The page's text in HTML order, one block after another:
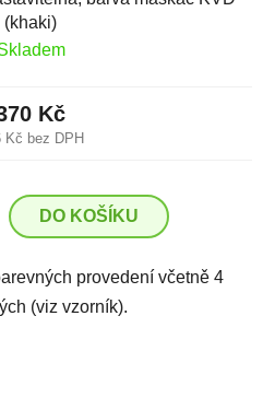
(khaki)
Kč bez DPH
Kč
DO KOŠÍKU
provedení včetně 4
(viz vzorník).